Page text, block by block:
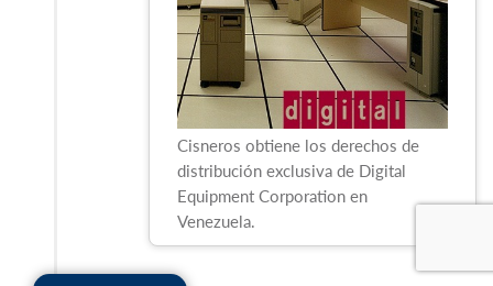
Cisneros obtiene los derechos de
distribución exclusiva de Digital
Equipment Corporation en
Venezuela.